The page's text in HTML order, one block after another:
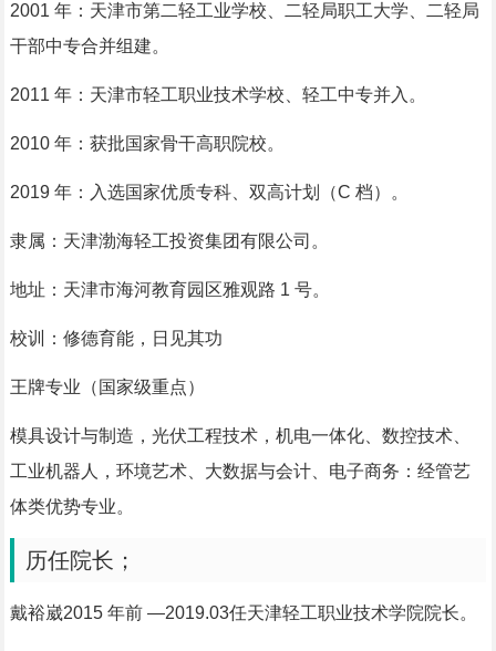
2001 年：天津市第二轻工业学校、二轻局职工大学、二轻局
干部中专合并组建。
2011 年：天津市轻工职业技术学校、轻工中专并入。
2010 年：获批国家骨干高职院校。
2019 年：入选国家优质专科、双高计划（C 档）。
隶属：天津渤海轻工投资集团有限公司。
地址：天津市海河教育园区雅观路 1 号。
校训：修德育能，日见其功
王牌专业（国家级重点）
模具设计与制造，光伏工程技术，机电一体化、数控技术、
工业机器人，环境艺术、大数据与会计、电子商务：经管艺
体类优势专业。
历任院长；
戴裕崴2015 年前 —2019.03任天津轻工职业技术学院院长。